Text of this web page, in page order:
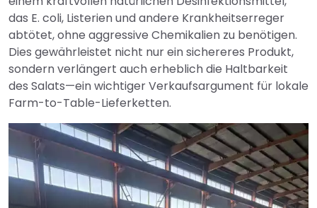
das E. coli, Listerien und andere Krankheitserreger
abtötet, ohne aggressive Chemikalien zu benötigen.
Dies gewährleistet nicht nur ein sichereres Produkt,
sondern verlängert auch erheblich die Haltbarkeit
des Salats—ein wichtiger Verkaufsargument für lokale
Farm-to-Table-Lieferketten.